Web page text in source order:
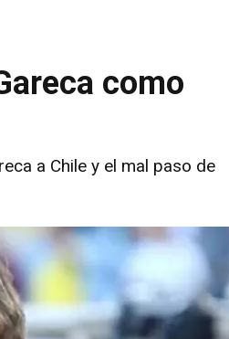
como
a Chile y el mal paso de